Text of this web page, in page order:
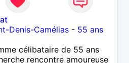
Denis-Camélias- 55 ans
célibataire de 55 ans
rencontre amoureuse